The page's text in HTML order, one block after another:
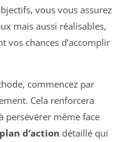
vous vous assurez
mais aussi réalisables,
vos chances d’accomplir
commencez par
Cela renforcera
persévérer même face
plan d’action détaillé qui